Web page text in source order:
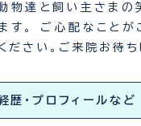
物達と飼い主さまの
す。 ご心配なことが
ださい。ご来院お待ち
歴・プロフィールなど